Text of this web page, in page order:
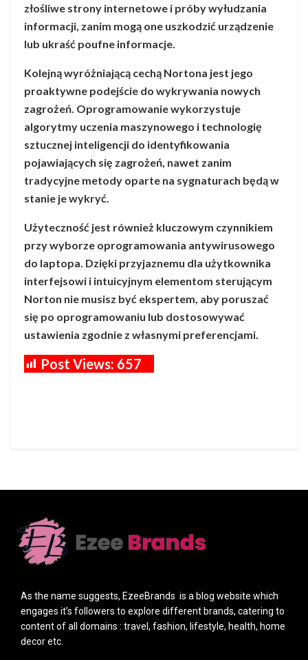
złośliwe strony internetowe i próby wyłudzania
informacji, zanim mogą one uszkodzić urządzenie
lub ukraść poufne informacje.
Kolejną wyróżniającą cechą Nortona jest jego
proaktywne podejście do wykrywania nowych
zagrożeń. Oprogramowanie wykorzystuje
algorytmy uczenia maszynowego i technologię
sztucznej inteligencji do identyfikowania
pojawiających się zagrożeń, nawet zanim
tradycyjne metody oparte na sygnaturach będą w
stanie je wykryć.
Użyteczność jest również kluczowym czynnikiem
przy wyborze oprogramowania antywirusowego
do laptopa. Dzięki przyjaznemu dla użytkownika
interfejsowi i intuicyjnym elementom sterującym
Norton nie musisz być ekspertem, aby poruszać
się po oprogramowaniu lub dostosowywać
ustawienia zgodnie z własnymi preferencjami.
Post Views: 657
As the name suggests, EzeeBrands is a blog website which
engages it’s followers to explore different brands, catering to
content of all domains : travel, fashion, lifestyle, health, home
decor etc.